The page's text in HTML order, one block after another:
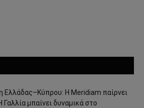
Ελλάδας–Κύπρου: Η Meridiam παίρνει
Γαλλία μπαίνει δυναμικά στο